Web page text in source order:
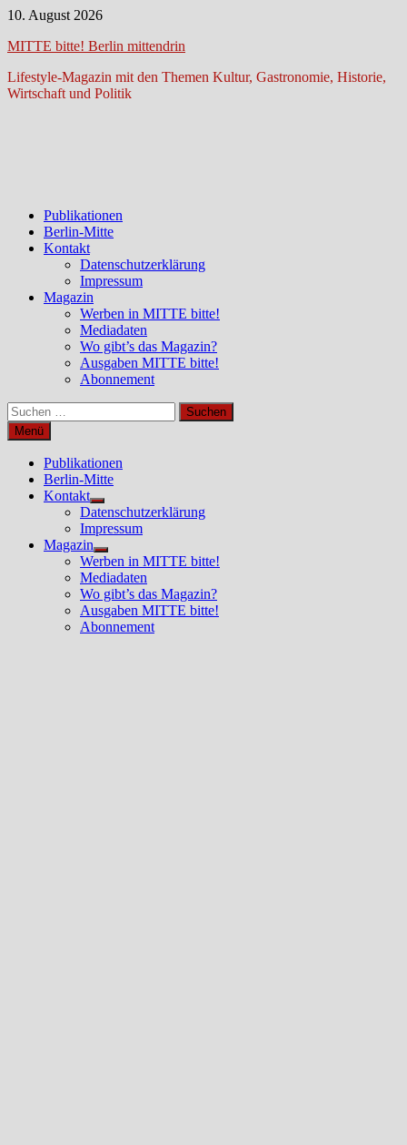
Zum
springen
10. August 2026
MITTE bitte! Berlin mittendrin
Lifestyle-Magazin mit den Themen Kultur, Gastronomie, Historie,
Wirtschaft und Politik
Publikationen
Berlin-Mitte
Kontakt
Datenschutzerklärung
Impressum
Magazin
Werben in MITTE bitte!
Mediadaten
Wo gibt’s das Magazin?
Ausgaben MITTE bitte!
Abonnement
Suchen
nach:
Menü
Publikationen
Berlin-Mitte
Kontakt
Untermenü
anzeigen
Datenschutzerklärung
Impressum
Magazin
Untermenü
anzeigen
Werben in MITTE bitte!
Mediadaten
Wo gibt’s das Magazin?
Ausgaben MITTE bitte!
Abonnement